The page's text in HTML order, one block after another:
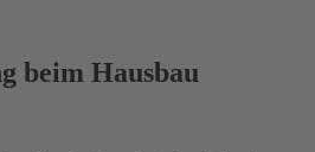
beim Hausbau